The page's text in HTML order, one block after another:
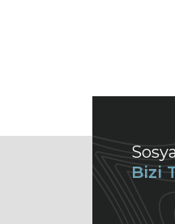
Bizi